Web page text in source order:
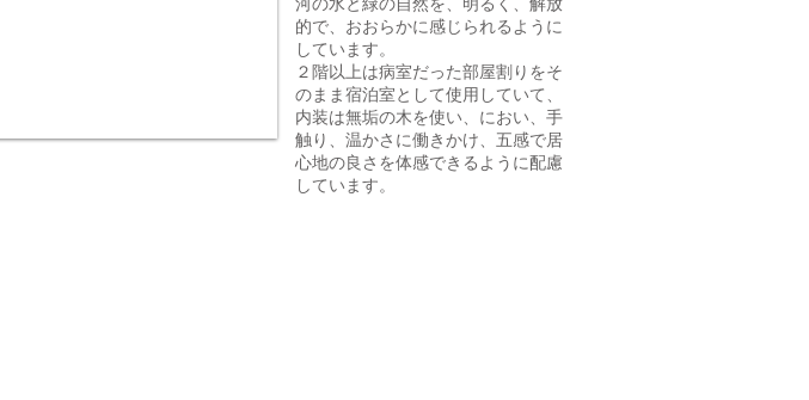
的で、おおらかに感じられるように
しています。
２階以上は病室だった部屋割りをそ
のまま宿泊室として使用していて、
内装は無垢の木を使い、におい、手
触り、温かさに働きかけ、五感で居
心地の良さを体感できるように配慮
しています。